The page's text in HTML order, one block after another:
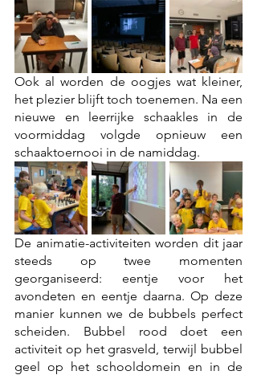
Ook al worden de oogjes wat kleiner,
het plezier blijft toch toenemen. Na een
nieuwe en leerrijke schaakles in de
voormiddag volgde opnieuw een
schaaktoernooi in de namiddag.
De animatie-activiteiten worden dit jaar
steeds op twee momenten
georganiseerd: eentje voor het
avondeten en eentje daarna. Op deze
manier kunnen we de bubbels perfect
scheiden. Bubbel rood doet een
activiteit op het grasveld, terwijl bubbel
geel op het schooldomein en in de